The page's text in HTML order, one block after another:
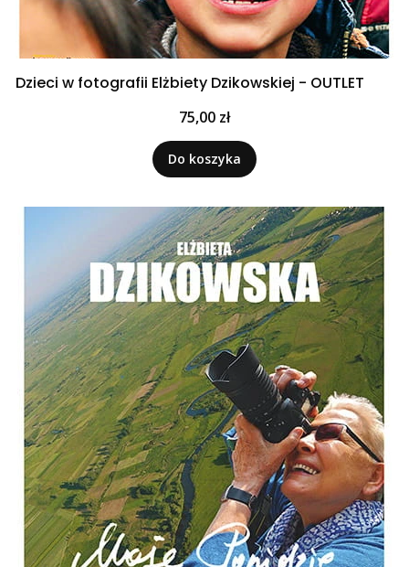
Dzieci w fotografii Elżbiety Dzikowskiej - OUTLET
Cena
75,00 zł
Do koszyka